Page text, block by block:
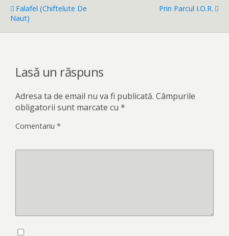
Falafel (chiftelute De
Naut)
Prin Parcul I.O.R.
Lasă un răspuns
Adresa ta de email nu va fi publicată. Câmpurile
obligatorii sunt marcate cu *
Comentariu *